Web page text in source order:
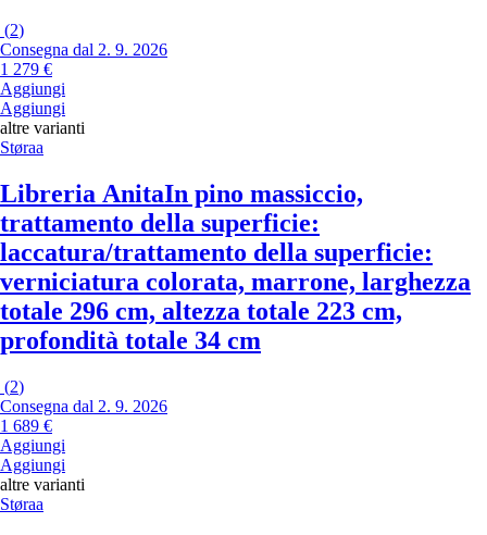
(2)
Consegna dal 2. 9. 2026
1 279 €
Aggiungi
Aggiungi
altre varianti
Støraa
Libreria AnitaIn pino massiccio,
trattamento della superficie:
laccatura/trattamento della superficie:
verniciatura colorata, marrone, larghezza
totale 296 cm, altezza totale 223 cm,
profondità totale 34 cm
(2)
Consegna dal 2. 9. 2026
1 689 €
Aggiungi
Aggiungi
altre varianti
Støraa